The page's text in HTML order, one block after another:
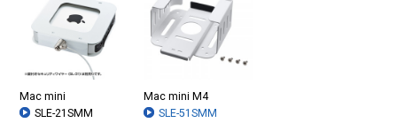
Mac mini
SLE-21SMM
Mac mini M4
SLE-51SMM